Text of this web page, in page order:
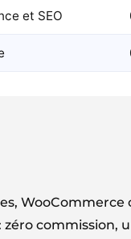
et SEO
commission,